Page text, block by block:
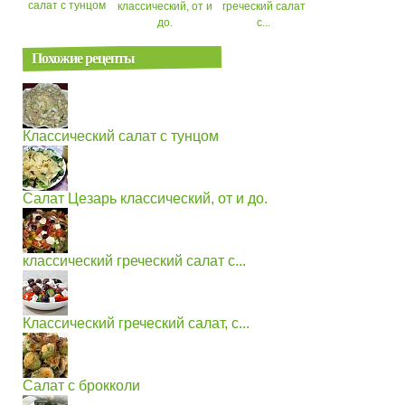
салат с тунцом
классический, от и
до.
греческий салат
с...
Похожие рецепты
Классический салат с тунцом
Салат Цезарь классический, от и до.
классический греческий салат с...
Классический греческий салат, с...
Салат с брокколи